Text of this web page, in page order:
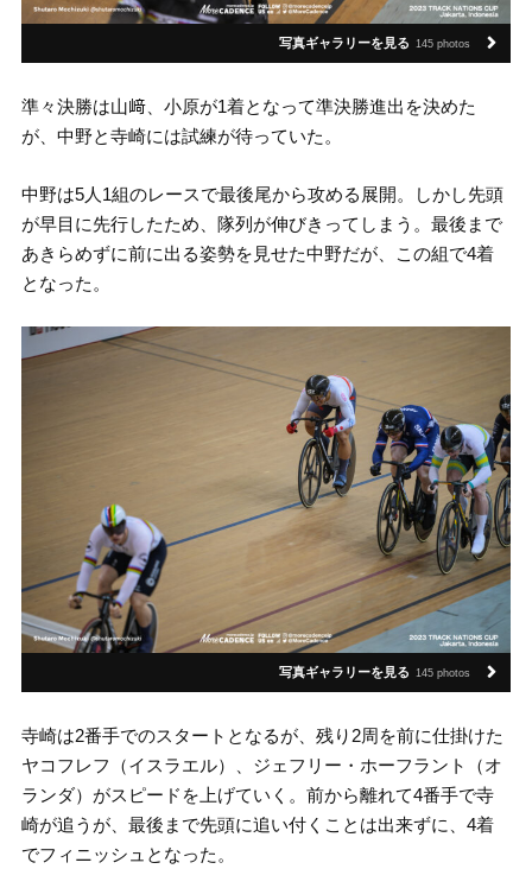
写真ギャラリーを見る 145 photos
準々決勝は山﨑、小原が1着となって準決勝進出を決めた
が、中野と寺崎には試練が待っていた。
中野は5人1組のレースで最後尾から攻める展開。しかし先頭
が早目に先行したため、隊列が伸びきってしまう。最後まで
あきらめずに前に出る姿勢を見せた中野だが、この組で4着
となった。
写真ギャラリーを見る 145 photos
寺崎は2番手でのスタートとなるが、残り2周を前に仕掛けた
ヤコフレフ（イスラエル）、ジェフリー・ホーフラント（オ
ランダ）がスピードを上げていく。前から離れて4番手で寺
崎が追うが、最後まで先頭に追い付くことは出来ずに、4着
でフィニッシュとなった。